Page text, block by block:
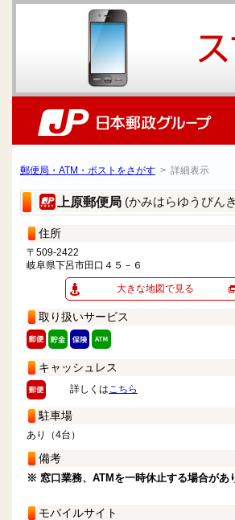
郵便局・ATM・ポストをさがす > 詳細表示
上原郵便局 (かみはらゆうびん
住所
〒509-2422
岐阜県下呂市田口４５－６
大きな地図で見る
取り扱いサービス
キャッシュレス
詳しくはこちら
駐車場
あり（4台）
備考
※ 窓口業務、ATMを一時休止する場合があ
モバイルサイト